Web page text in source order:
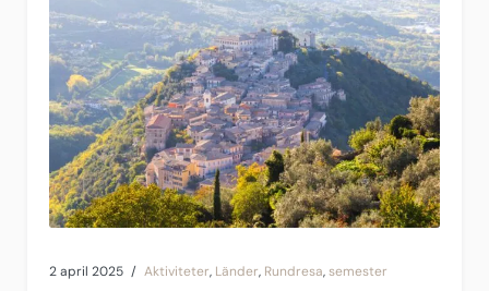
2 april 2025 Aktiviteter, Länder, Rundresa,semester